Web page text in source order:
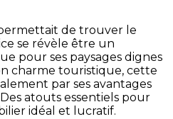
de trouver le
se révèle être un
pour ses paysages dignes
charme touristique, cette
par ses avantages
atouts essentiels pour
idéal et lucratif.